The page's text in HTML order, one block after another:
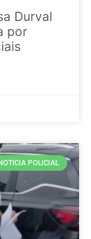
Durval
por
POLICIAL